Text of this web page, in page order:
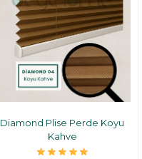
Diamond Plise Perde Koyu
Kahve